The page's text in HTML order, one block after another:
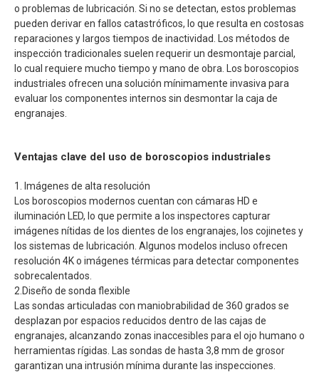
o problemas de lubricación. Si no se detectan, estos problemas
pueden derivar en fallos catastróficos, lo que resulta en costosas
reparaciones y largos tiempos de inactividad. Los métodos de
inspección tradicionales suelen requerir un desmontaje parcial,
lo cual requiere mucho tiempo y mano de obra. Los boroscopios
industriales ofrecen una solución mínimamente invasiva para
evaluar los componentes internos sin desmontar la caja de
engranajes.
Ventajas clave del uso de boroscopios industriales
1. Imágenes de alta resolución
Los boroscopios modernos cuentan con cámaras HD e
iluminación LED, lo que permite a los inspectores capturar
imágenes nítidas de los dientes de los engranajes, los cojinetes y
los sistemas de lubricación. Algunos modelos incluso ofrecen
resolución 4K o imágenes térmicas para detectar componentes
sobrecalentados.
2.Diseño de sonda flexible
Las sondas articuladas con maniobrabilidad de 360 grados se
desplazan por espacios reducidos dentro de las cajas de
engranajes, alcanzando zonas inaccesibles para el ojo humano o
herramientas rígidas. Las sondas de hasta 3,8 mm de grosor
garantizan una intrusión mínima durante las inspecciones.